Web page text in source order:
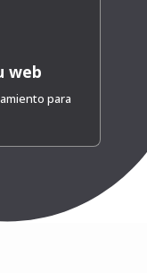
web
para